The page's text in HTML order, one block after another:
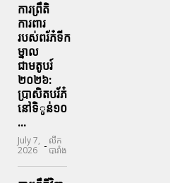
ការព្រឹតិ
ការពារ
របស់ពរ័ភ៎ទីក
ម្នាល
ជាមតូបរ៍
២០២៦:
ប្រាសិតបរ័ភ៎
នៅទិូន់១០
...
July 7,
2026 - លីក
បារាំង